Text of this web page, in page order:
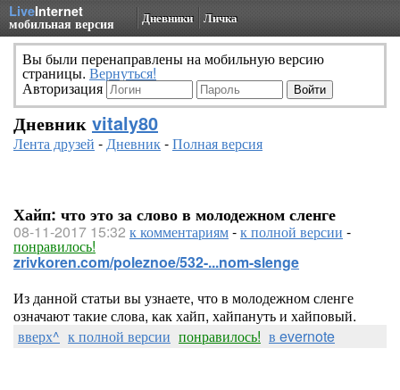
LiveInternet
мобильная версия Дневники Личка
Вы были перенаправлены на мобильную версию
страницы. Вернуться!
Авторизация
Дневник vitaly80
Лента друзей -Дневник-Полная версия
Хайп: что это за слово в молодежном сленге
08-11-2017 15:32 к комментариям-к полной версии -
понравилось!
zrivkoren.com/poleznoe/532-...nom-slenge
Из данной статьи вы узнаете, что в молодежном сленге
означают такие слова, как хайп, хайпануть и хайповый.
вверх^ к полной версии понравилось! в evernote